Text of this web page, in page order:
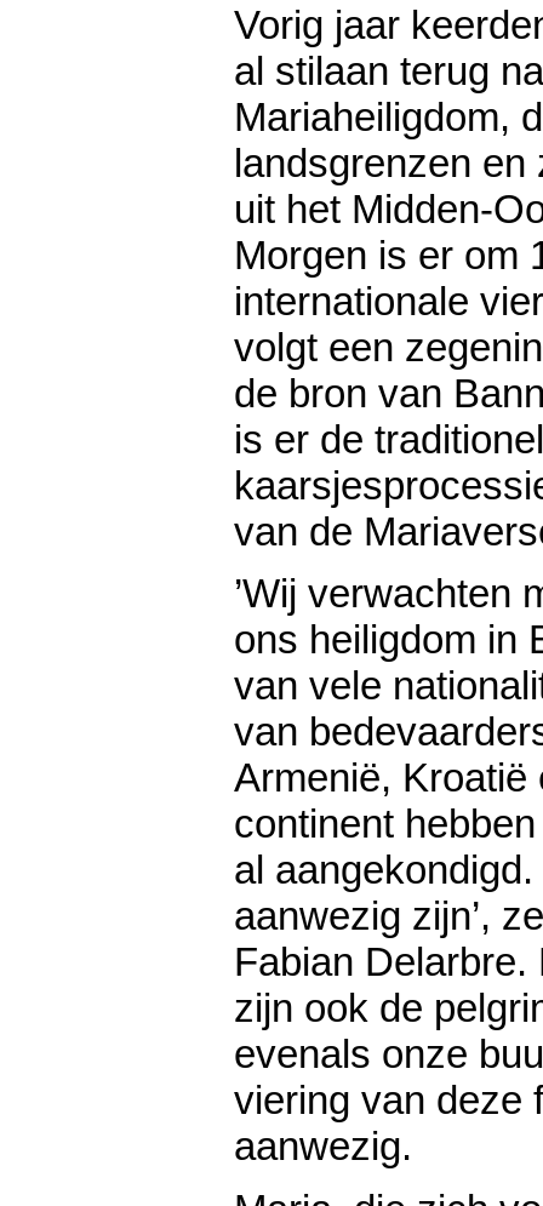
Vorig jaar
al stilaan terug
Mariaheiligdom,
landsgrenzen en
uit het Midden-
Morgen is er om
internationale
volgt een
de bron van
is er de
van de
’Wij verwachten
ons heiligdom in
van vele
van
Armenië, Kroatië
continent
al
aanwezig zijn’,
Fabian Delarbre.
zijn ook de
evenals onze
viering van deze
aanwezig.